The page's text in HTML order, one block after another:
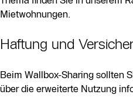
Mietwohnungen.
Haftung und
Beim Wallbox-Sharing sollten
über die erweiterte Nutzung